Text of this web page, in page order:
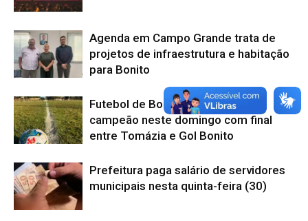
Agenda em Campo Grande trata de
projetos de infraestrutura e habitação
para Bonito
Futebol de Bonito conhece seu
campeão neste domingo com final
entre Tomázia e Gol Bonito
Prefeitura paga salário de servidores
municipais nesta quinta-feira (30)